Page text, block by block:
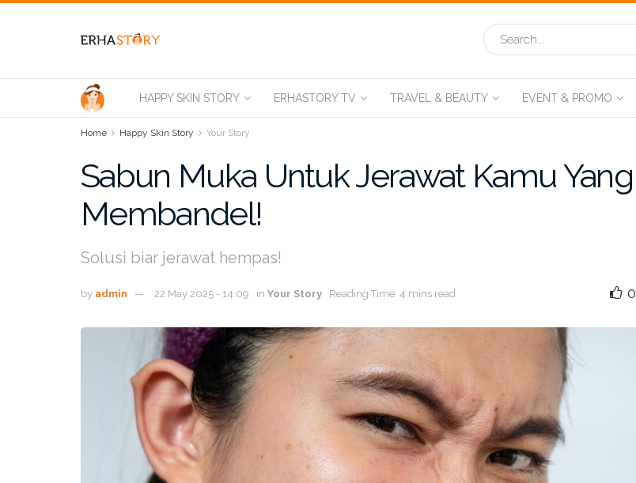
HAPPY SKIN STORY ERHASTORY TV TRAVEL & BEAUTY EVENT & PROMO
Home Happy Skin Story Your Story
Sabun Muka Untuk Jerawat Kamu Yang
Membandel!
Solusi biar jerawat hempas!
by admin 22 May 2025 - 14:09 in Your Story Reading Time: 4 mins read 0